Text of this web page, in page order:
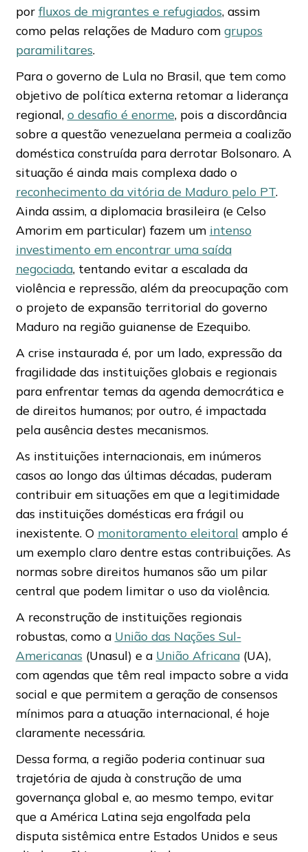
por fluxos de migrantes e refugiados, assim
como pelas relações de Maduro com grupos
paramilitares.
Para o governo de Lula no Brasil, que tem como
objetivo de política externa retomar a liderança
regional, o desafio é enorme, pois a discordância
sobre a questão venezuelana permeia a coalizão
doméstica construída para derrotar Bolsonaro. A
situação é ainda mais complexa dado o
reconhecimento da vitória de Maduro pelo PT.
Ainda assim, a diplomacia brasileira (e Celso
Amorim em particular) fazem um intenso
investimento em encontrar uma saída
negociada, tentando evitar a escalada da
violência e repressão, além da preocupação com
o projeto de expansão territorial do governo
Maduro na região guianense de Ezequibo.
A crise instaurada é, por um lado, expressão da
fragilidade das instituições globais e regionais
para enfrentar temas da agenda democrática e
de direitos humanos; por outro, é impactada
pela ausência destes mecanismos.
As instituições internacionais, em inúmeros
casos ao longo das últimas décadas, puderam
contribuir em situações em que a legitimidade
das instituições domésticas era frágil ou
inexistente. O monitoramento eleitoral amplo é
um exemplo claro dentre estas contribuições. As
normas sobre direitos humanos são um pilar
central que podem limitar o uso da violência.
A reconstrução de instituições regionais
robustas, como a União das Nações Sul-
Americanas (Unasul) e a União Africana(UA),
com agendas que têm real impacto sobre a vida
social e que permitem a geração de consensos
mínimos para a atuação internacional, é hoje
claramente necessária.
Dessa forma, a região poderia continuar sua
trajetória de ajuda à construção de uma
governança global e, ao mesmo tempo, evitar
que a América Latina seja engolfada pela
disputa sistêmica entre Estados Unidos e seus